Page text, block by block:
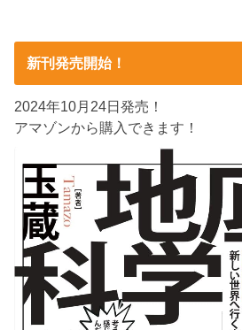
新刊発売開始！
2024年10月24日発売！
アマゾンから購入できます！